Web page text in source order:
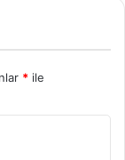
* ile